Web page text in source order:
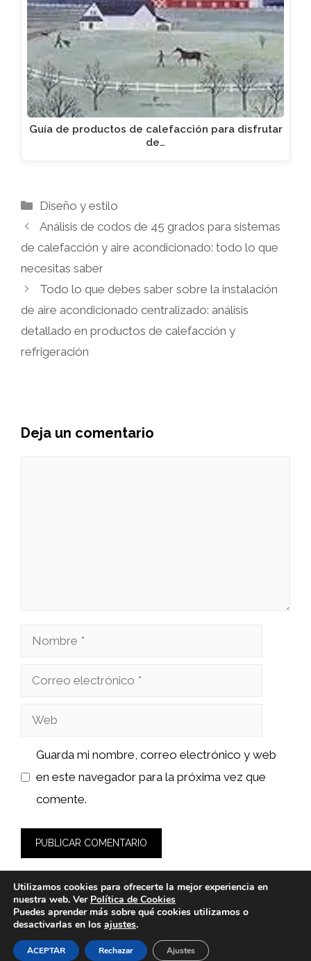
Guía de productos de calefacción para disfrutar
de…
Categorías
Diseño y estilo
Análisis de codos de 45 grados para sistemas
de calefacción y aire acondicionado: todo lo que
necesitas saber
Todo lo que debes saber sobre la instalación
de aire acondicionado centralizado: análisis
detallado en productos de calefacción y
refrigeración
Deja un comentario
Nombre
Correo
Web
Guarda mi nombre, correo electrónico y web
en este navegador para la próxima vez que
comente.
© 2026 calsat-repuestos.es -
Legal-Política de cookies
Utilizamos cookies para ofrecerte la mejor experiencia en
nuestra web. Ver Política de Cookies
Puedes aprender más sobre qué cookies utilizamos o
desactivarlas en los ajustes.
ACEPTAR Rechazar Ajustes